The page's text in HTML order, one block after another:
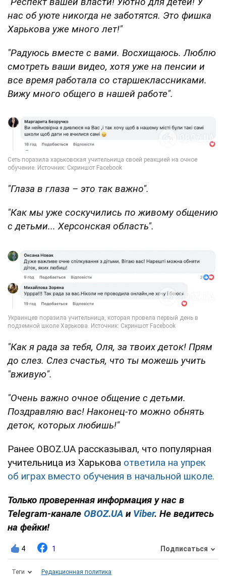
нас об уюте никогда не заботятся. Это фишка
Харькова уже много лет!"
"Радуюсь вместе с вами. Восхищаюсь. Люблю
смотреть ваши видео, хотя уже на пенсии и
все время работала со старшеклассниками.
Вижу много общего в нашей работе".
"Глаза в глаза – это так важно".
"Как мы уже соскучились по живому общению
с детьми... Херсонская область".
"Как я рада за тебя, Оля, за твоих деток! Прям
до слез. Слез счастья, что ты можешь учить
"вживую".
"Очень важно очное общение с детьми.
Поздравляю вас! Наконец-то можно обнять
деток, которых любишь!"
Ранее OBOZ.UA рассказывал, что популярная
учительница из Харькова ответила на упрек
об играх вместо обучения в начальной школе.
Только проверенная информация у нас в
Telegram-канале OBOZ.UA и Viber. Не ведитесь
на фейки!
4 1 Подписаться
Теги Редакционная политика